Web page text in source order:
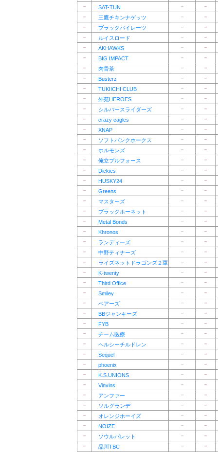
－
SAT-TUN －
－
－
三鷹チキンナゲッツ －
－
－
ブラックパイレーツ －
－
－
ルイスロード －
－
－
AKHAWKS －
－
－
BIG IMPACT －
－
－
肉骨茶 －
－
－
Busterz －
－
－
TUKIICHI CLUB －
－
－
外苑HEROES －
－
－
シルバースライダーズ －
－
－
crazy eagles －
－
－
XNAP －
－
－
ソフトパンクホークス －
－
－
ホルモンズ －
－
－
俺立ブルフォース －
－
－
Dickies －
－
－
HUSKY24 －
－
－
Greens －
－
－
マスターズ －
－
－
ブラックホーネット －
－
－
Metal Bonds －
－
－
Khronos －
－
－
ランディーズ －
－
－
中野ティナーズ －
－
－
ライズネットドラゴンズ２軍 －
－
－
K-twenty －
－
－
Third Office －
－
－
Smiley －
－
－
ベアーズ －
－
－
BBジャンキーズ －
－
－
FYB －
－
－
チーム医療 －
－
－
ヘルシーチルドレン －
－
－
Sequel －
－
－
phoenix －
－
－
K.S.UNIONS －
－
－
Vinvins －
－
－
アンファー －
－
－
ソルグランデ －
－
－
オレンジホーイズ －
－
－
NOIZE －
－
－
ソウルバレット －
－
－
品川TBC － －